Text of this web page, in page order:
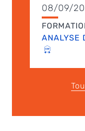
08/09/
ANALYSE